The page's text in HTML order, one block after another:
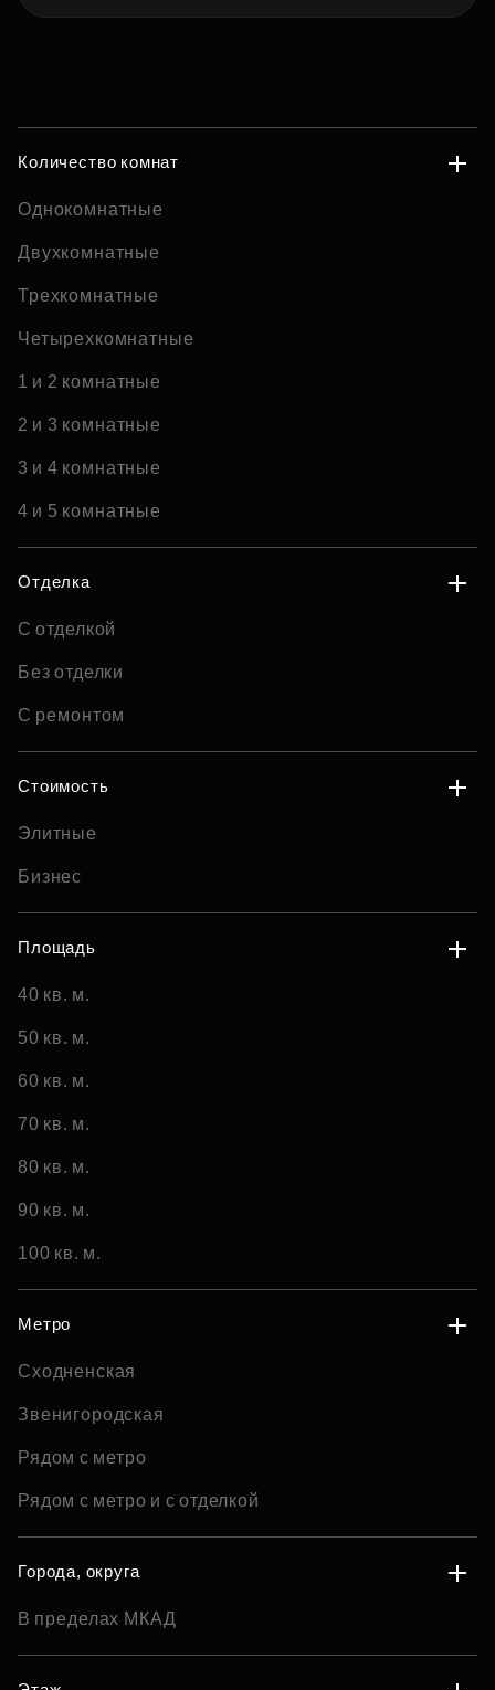
Количество комнат
Однокомнатные
Двухкомнатные
Трехкомнатные
Четырехкомнатные
1 и 2 комнатные
2 и 3 комнатные
3 и 4 комнатные
4 и 5 комнатные
Отделка
С отделкой
Без отделки
С ремонтом
Стоимость
Элитные
Бизнес
Площадь
40 кв. м.
50 кв. м.
60 кв. м.
70 кв. м.
80 кв. м.
90 кв. м.
100 кв. м.
Метро
Сходненская
Звенигородская
Рядом с метро
Рядом с метро и с отделкой
Города, округа
В пределах МКАД